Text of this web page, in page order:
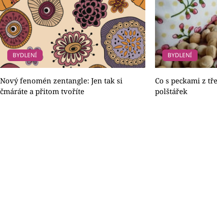
BYDLENÍ
Nový fenomén zentangle: Jen tak si
čmáráte a přitom tvoříte
BYDLENÍ
Co s peckami z
polštářek